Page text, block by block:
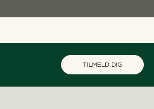
TILMELD DIG